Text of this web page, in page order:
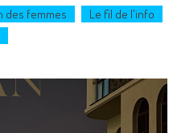
des femmes
Le fil de l'info